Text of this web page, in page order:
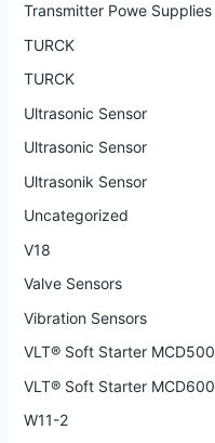
Transmitter Powe Supplies
TURCK
TURCK
Ultrasonic Sensor
Ultrasonic Sensor
Ultrasonik Sensor
Uncategorized
V18
Valve Sensors
Vibration Sensors
VLT® Soft Starter MCD500
VLT® Soft Starter MCD600
W11-2